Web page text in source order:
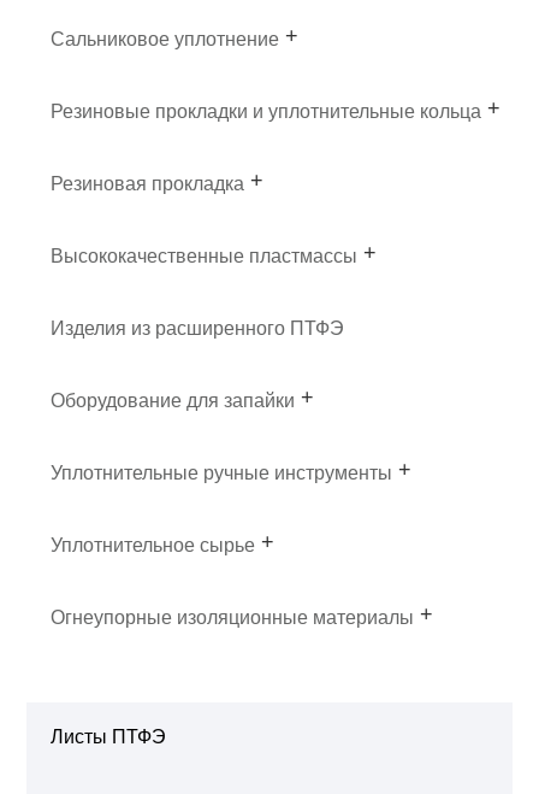
Сальниковое уплотнение
Резиновые прокладки и уплотнительные кольца
Резиновая прокладка
Высококачественные пластмассы
Изделия из расширенного ПТФЭ
Оборудование для запайки
Уплотнительные ручные инструменты
Уплотнительное сырье
Огнеупорные изоляционные материалы
Листы ПТФЭ